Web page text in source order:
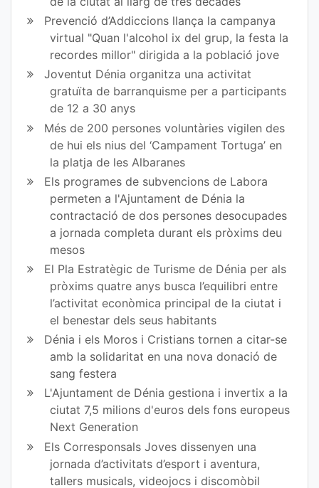
ce
bo
ok
itt
er
Prevenció d’Addiccions llança la campanya
virtual "Quan l'alcohol ix del grup, la festa la
recordes millor" dirigida a la població jove
Joventut Dénia organitza una activitat
gratuïta de barranquisme per a participants
de 12 a 30 anys
Més de 200 persones voluntàries vigilen des
de hui els nius del ‘Campament Tortuga’ en
la platja de les Albaranes
Els programes de subvencions de Labora
permeten a l'Ajuntament de Dénia la
contractació de dos persones desocupades
a jornada completa durant els pròxims deu
mesos
El Pla Estratègic de Turisme de Dénia per als
pròxims quatre anys busca l’equilibri entre
l’activitat econòmica principal de la ciutat i
el benestar dels seus habitants
Dénia i els Moros i Cristians tornen a citar-se
amb la solidaritat en una nova donació de
sang festera
L'Ajuntament de Dénia gestiona i invertix a la
ciutat 7,5 milions d'euros dels fons europeus
Next Generation
Els Corresponsals Joves dissenyen una
jornada d’activitats d’esport i aventura,
tallers musicals, videojocs i discomòbil